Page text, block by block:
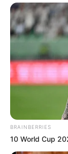
BRAINBERRIES
10 World Cup